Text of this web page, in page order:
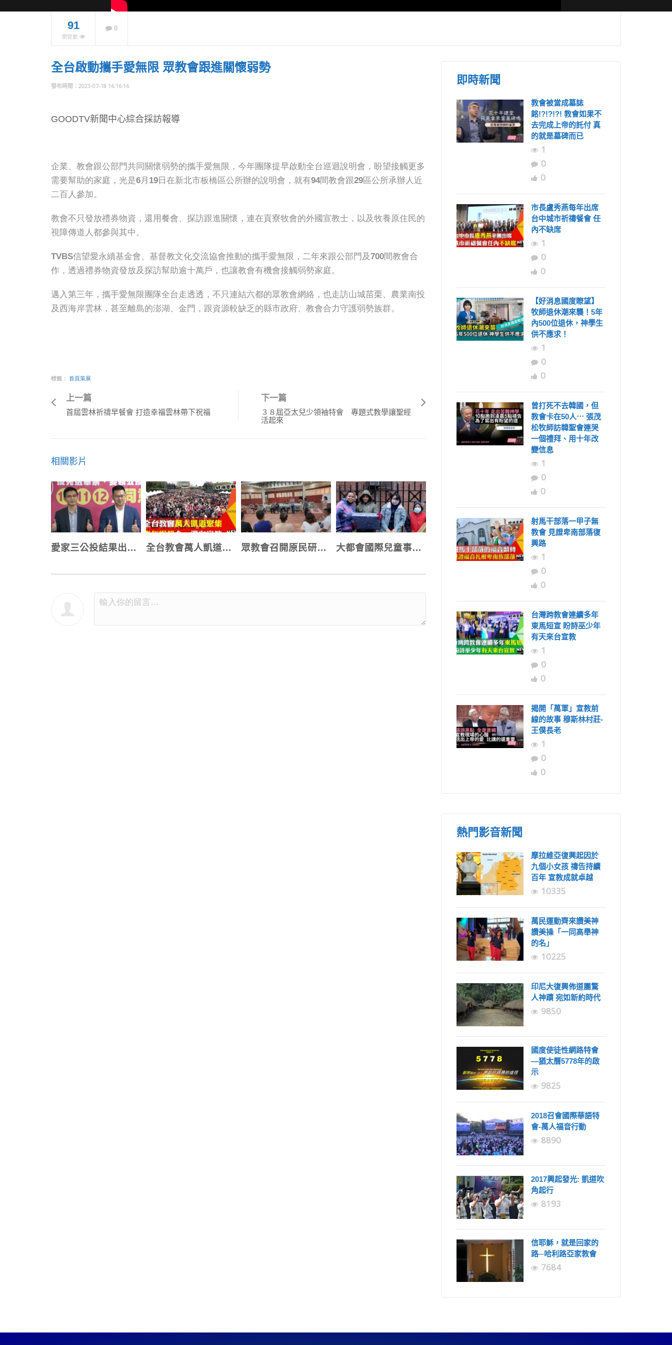
NOW PLAYING
市長盧秀燕每年出席
內不缺席
牧師退休潮來襲！5
茂松牧師訪韓聖會連
射馬干部落一甲子無
台灣跨教會
91
瀏覽數
0
全台啟動攜手愛無限 眾教會跟進關懷弱勢
2023-07-18 16:16:16
GOODTV新聞中心綜合採訪報導
企業、教會跟公部門共同關懷弱勢的攜手愛無限，今年團隊提早啟動全台巡迴說明會，盼望接觸更多
需要幫助的家庭，光是6月19日在新北市板橋區公所辦的說明會，就有94間教會跟29區公所承辦人近
二百人參加。
教會不只發放禮券物資，還用餐會、探訪跟進關懷，連在貢寮牧會的外國宣教士，以及牧養原住民的
視障傳道人都參與其中。
TVBS信望愛永續基金會、基督教文化交流協會推動的攜手愛無限，二年來跟公部門及700間教會合
作，透過禮券物資發放及探訪幫助逾十萬戶，也讓教會有機會接觸弱勢家庭。
邁入第三年，攜手愛無限團隊全台走透透，不只連結六都的眾教會網絡，也走訪山城苗栗、農業南投
及西海岸雲林，甚至離島的澎湖、金門，跟資源較缺乏的縣市政府、教會合力守護弱勢族群。
標籤： 首頁策展
上一篇
首屆雲林祈禱早餐會 打造幸福雲林帶下祝福
下一篇
３８屆亞太兒少領袖特會 專題式教學讓聖經
活起來
相關影片
愛家三公投結果出爐 家庭穩定成主流共識 全台教會萬人凱道聚集 青年崛起合一邁向宣教 眾教會召開原民研討會 為跨族群合一努力 大都會國際兒童事工 紐約街頭送暖慶聖誕
即時新聞
教會被當成墓誌
銘!?!?!?! 教會如果不
去完成上帝的託付 真
的就是墓碑而已
1
0
0
市長盧秀燕每年出席
台中城市祈禱餐會 任
內不缺席
1
0
0
【好消息國度瞭望】
牧師退休潮來襲！5年
內500位退休，神學生
供不應求！
1
0
0
曾打死不去韓國，但
教會卡在50人⋯ 張茂
松牧師訪韓聖會連哭
一個禮拜、用十年改
變信息
1
0
0
射馬干部落一甲子無
教會 見證卑南部落復
興路
1
0
0
台灣跨教會連續多年
東馬短宣 盼詩巫少年
有天來台宣教
1
0
0
揭開「萬軍」宣教前
線的故事 穆斯林村莊-
王僕長老
1
0
0
熱門影音新聞
摩拉維亞復興起因於
九個小女孩 禱告持續
百年 宣教成就卓越
10335
萬民運動齊來讚美神
讚美操「一同高舉神
的名」
10225
印尼大復興佈道團驚
人神蹟 宛如新約時代
9850
國度使徒性網路特會
—猶太曆5778年的啟
示
9825
2018召會國際華語特
會-萬人福音行動
8890
2017興起發光: 凱道吹
角起行
8193
信耶穌，就是回家的
路─哈利路亞家教會
7684